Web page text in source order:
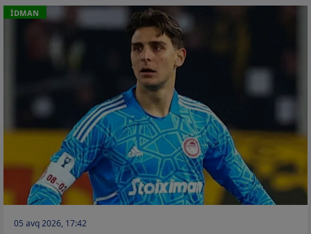
İDMAN
05 avq 2026, 17:42